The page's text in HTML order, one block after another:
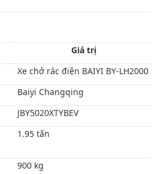
Giá trị
Xe chở rác điện BAIYI BY-LH2000
Baiyi Changqing
JBY5020XTYBEV
1.95 tấn
900 kg